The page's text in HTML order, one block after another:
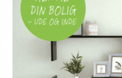
GARDINIA HOME DECOR
Bakke - sæt med 4,